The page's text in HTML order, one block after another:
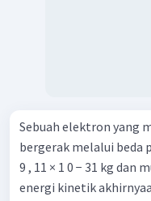
Sebuah elektron yang
bergerak melalui beda
9 , 11 × 1 0 − 31 kg dan
energi kinetik